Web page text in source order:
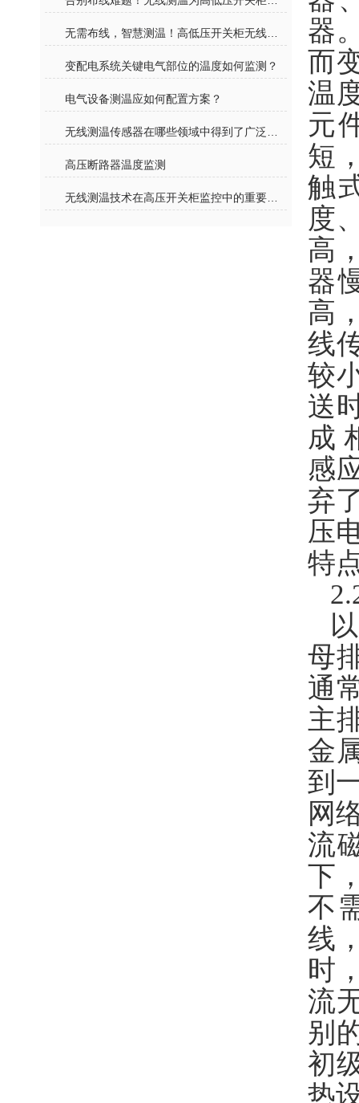
变配电系统关键电气部位的温度如何监测？
电气设备测温应如何配置方案？
高压断路器温度监测
器
而
温
元
短
触
度
高
器
高
线
较
送
成
感
弃
压
特
母
通
主
金
到
网
流
下
不
线
时
流
别
初
热